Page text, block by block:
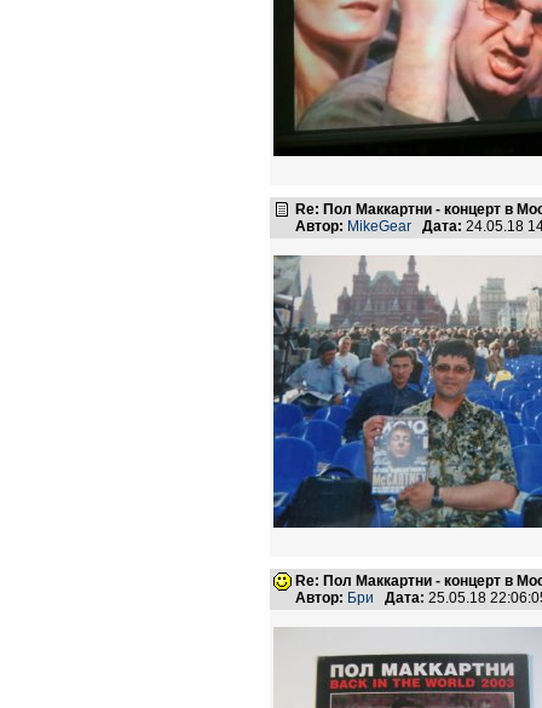
Re: Пол Маккартни - концерт в
Автор: MikeGear Дата: 24.05.18
Re: Пол Маккартни - концерт в
Автор: Бри Дата: 25.05.18